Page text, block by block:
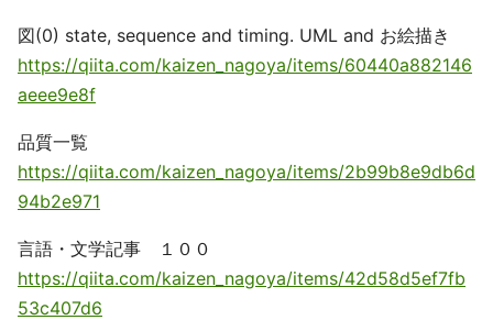
図(0) state, sequence and timing. UML and お絵描き
https://qiita.com/kaizen_nagoya/items/60440a882146
aeee9e8f
品質一覧
https://qiita.com/kaizen_nagoya/items/2b99b8e9db6d
94b2e971
言語・文学記事 １００
https://qiita.com/kaizen_nagoya/items/42d58d5ef7fb
53c407d6